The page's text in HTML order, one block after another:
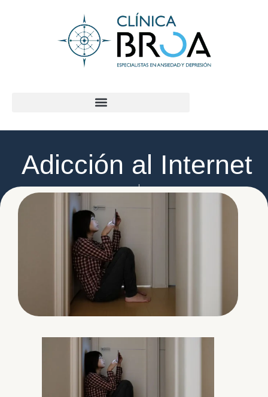
Adicción al Internet
Lolbé Castañeda mayo 7, 2024